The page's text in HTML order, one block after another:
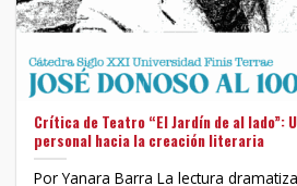
Crítica de Teatro “El Jardín de al lado”:
personal hacia la creación literaria
Por Yanara Barra La lectura